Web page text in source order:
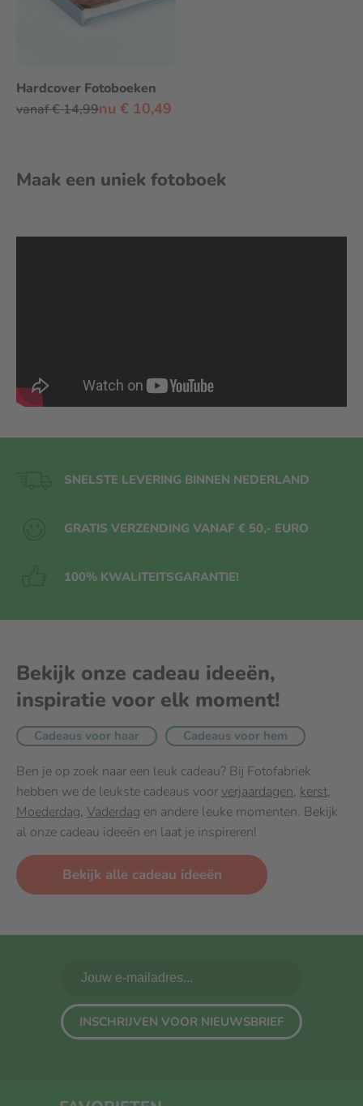
Hardcover Fotoboeken
vanaf € 14,99nu € 10,49
Maak een uniek fotoboek
SNELSTE LEVERING BINNEN NEDERLAND
GRATIS VERZENDING VANAF € 50,- EURO
100% KWALITEITSGARANTIE!
Bekijk onze cadeau ideeën,
inspiratie voor elk moment!
Cadeaus voor haar Cadeaus voor hem
Ben je op zoek naar een leuk cadeau? Bij Fotofabriek
hebben we de leukste cadeaus voor verjaardagen, kerst,
Moederdag, Vaderdag en andere leuke momenten. Bekijk
al onze cadeau ideeën en laat je inspireren!
Bekijk alle cadeau ideeën
INSCHRIJVEN VOOR NIEUWSBRIEF